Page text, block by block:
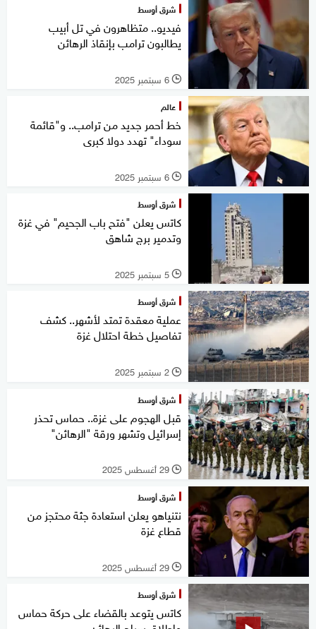
شرق أوسط
فيديو.. متظاهرون في تل أبيب
يطالبون ترامب بإنقاذ الرهائن
l 6 سبتمبر 2025
عالم
خط أحمر جديد من ترامب.. و"قائمة
سوداء" تهدد دولا كبرى
l 6 سبتمبر 2025
شرق أوسط
كاتس يعلن "فتح باب الجحيم" في غزة
وتدمير برج شاهق
l 5 سبتمبر 2025
شرق أوسط
عملية معقدة تمتد لأشهر.. كشف
تفاصيل خطة احتلال غزة
l 2 سبتمبر 2025
شرق أوسط
قبل الهجوم على غزة.. حماس تحذر
إسرائيل وتشهر ورقة "الرهائن"
l 29 أغسطس 2025
شرق أوسط
نتنياهو يعلن استعادة جثة محتجز من
قطاع غزة
l 29 أغسطس 2025
شرق أوسط
كاتس يتوعد بالقضاء على حركة حماس